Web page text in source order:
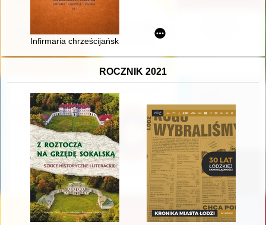
Infirmaria chrześcijańska" Mikołaja z Mościsk (1624) :
ROCZNIK 2021